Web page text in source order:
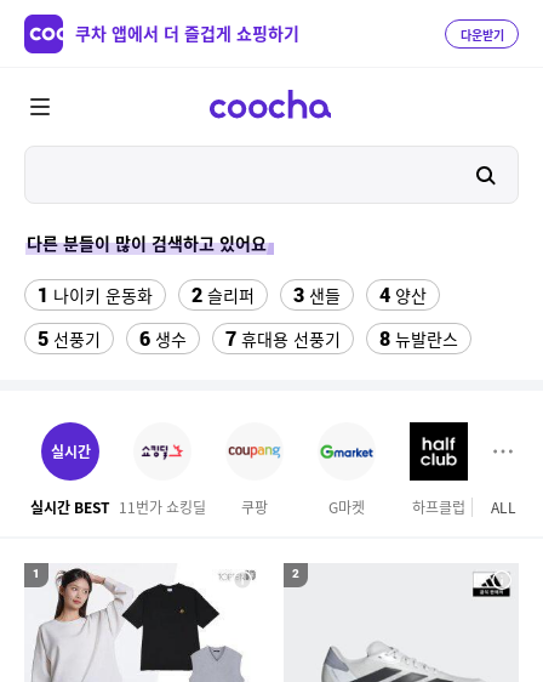
쿠차 앱에서 더 즐겁게 쇼핑하기 다운받기
다른 분들이 많이 검색하고 있어요
1 나이키 운동화 2 슬리퍼 3 샌들 4 양산
5 선풍기 6 생수 7 휴대용 선풍기 8 뉴발란스
12 폴드6케이스
15 블루원 삼육두유 검은콩과볶은귀리 190ml x 96팩
17 맥심커피믹스 18 275/40/19 19 bmw 3gt ALL
실시간
실시간 BEST 11번가 쇼킹딜 쿠팡 G마켓 하프클럽 GS
1 2